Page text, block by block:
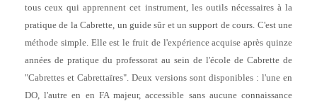
tous ceux qui apprennent cet instrument, les outils nécessaires à la
pratique de la Cabrette, un guide sûr et un support de cours. C'est une
méthode simple. Elle est le fruit de l'expérience acquise après quinze
années de pratique du professorat au sein de l'école de Cabrette de
"Cabrettes et Cabrettaïres". Deux versions sont disponibles : l'une en
DO, l'autre en en FA majeur, accessible sans aucune connaissance